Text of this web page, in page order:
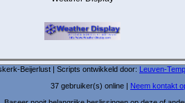
Beijerlust | Scripts ontwikkeld door: Leuven-
37 gebruiker(s) online | Neem kontakt